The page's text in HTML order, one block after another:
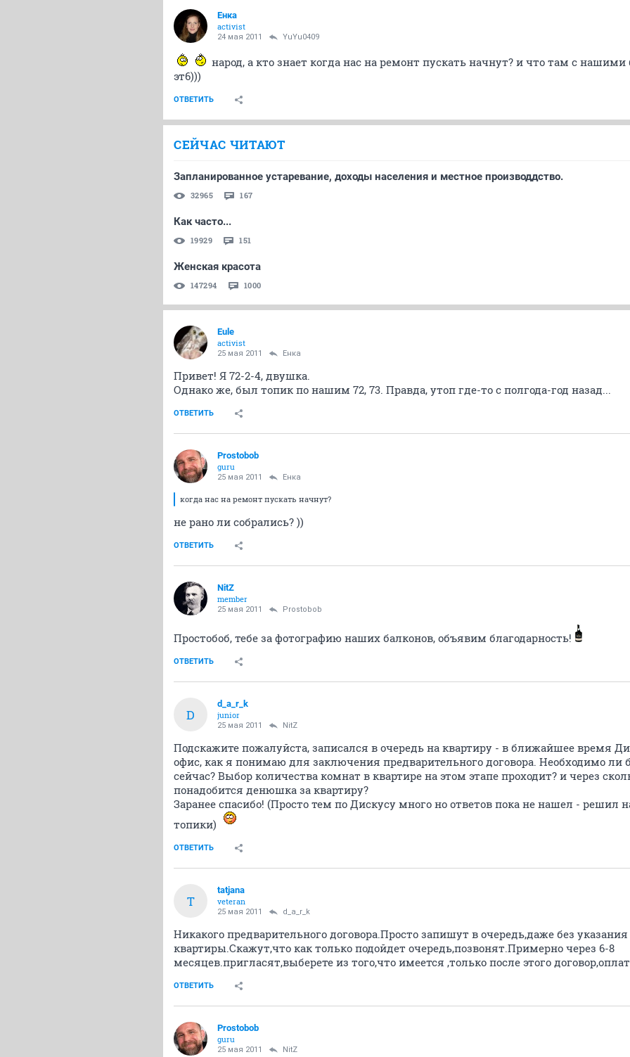
Енка
activist
24 мая 2011 YuYu0409
народ, а кто знает когда нас на ремонт пускать начнут? и что там с нашими
эт6)))
ОТВЕТИТЬ
СЕЙЧАС ЧИТАЮТ
Запланированное устаревание, доходы населения и местное производдство.
32965 167
Как часто...
19929 151
Женская красота
147294 1000
Eule
activist
25 мая 2011 Енка
Привет! Я 72-2-4, двушка.
Однако же, был топик по нашим 72, 73. Правда, утоп где-то с полгода-год назад...
ОТВЕТИТЬ
Prostobob
guru
25 мая 2011 Енка
когда нас на ремонт пускать начнут?
не рано ли собрались? ))
ОТВЕТИТЬ
NitZ
member
25 мая 2011 Prostobob
Простобоб, тебе за фотографию наших балконов, объявим благодарность!
ОТВЕТИТЬ
D
d_a_r_k
junior
25 мая 2011 NitZ
Подскажите пожалуйста, записался в очередь на квартиру - в ближайшее время
офис, как я понимаю для заключения предварительного договора. Необходимо ли
сейчас? Выбор количества комнат в квартире на этом этапе проходит? и через
понадобится денюшка за квартиру?
Заранее спасибо! (Просто тем по Дискусу много но ответов пока не нашел - решил
топики)
ОТВЕТИТЬ
T
tatjana
veteran
25 мая 2011 d_a_r_k
Никакого предварительного договора.Просто запишут в очередь,даже без
квартиры.Скажут,что как только подойдет очередь,позвонят.Примерно через 6-8
месяцев.пригласят,выберете из того,что имеется ,только после этого
ОТВЕТИТЬ
Prostobob
guru
25 мая 2011 NitZ